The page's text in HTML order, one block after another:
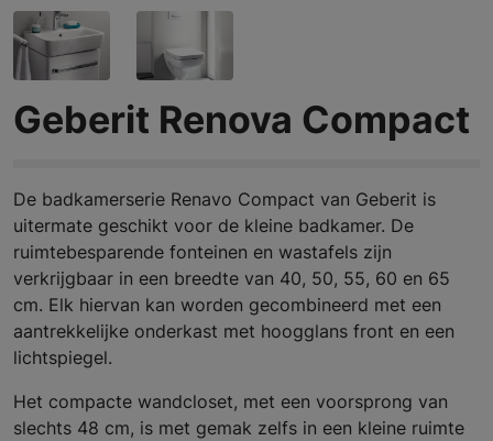
Geberit Renova Compact
De badkamerserie Renavo Compact van Geberit is
uitermate geschikt voor de kleine badkamer. De
ruimtebesparende fonteinen en wastafels zijn
verkrijgbaar in een breedte van 40, 50, 55, 60 en 65
cm. Elk hiervan kan worden gecombineerd met een
aantrekkelijke onderkast met hoogglans front en een
lichtspiegel.
Het compacte wandcloset, met een voorsprong van
slechts 48 cm, is met gemak zelfs in een kleine ruimte